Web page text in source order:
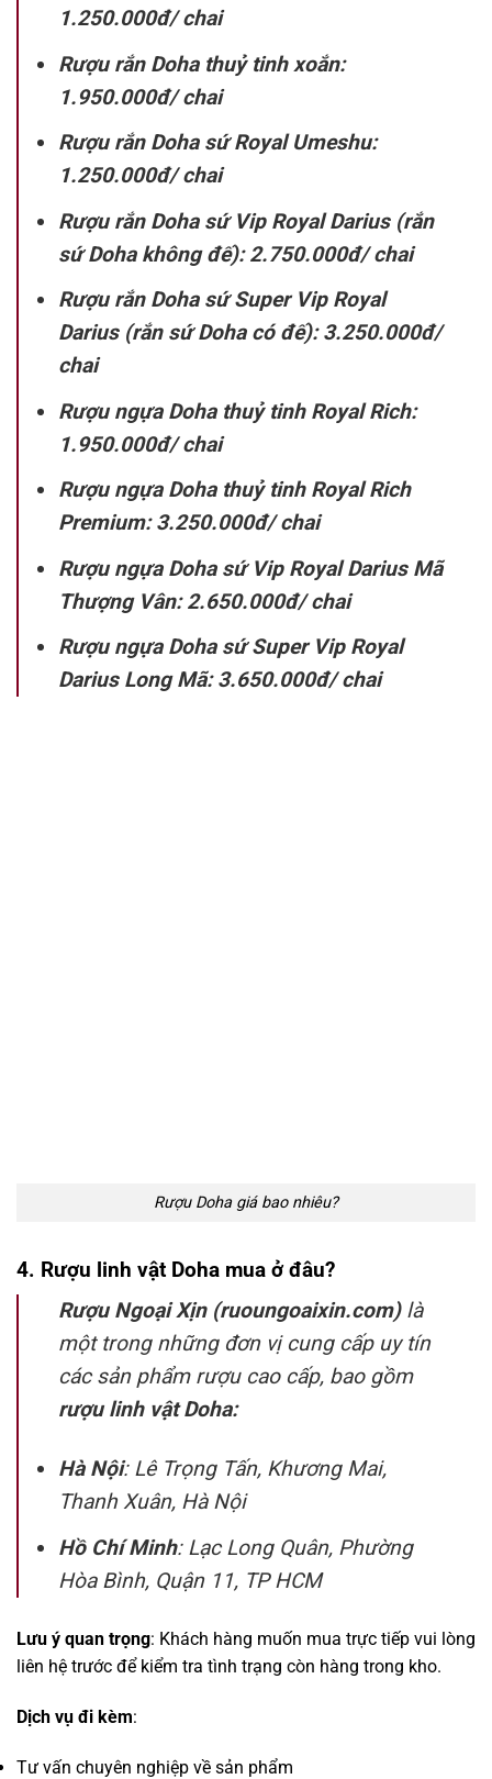
1.250.000đ/ chai
Rượu rắn Doha thuỷ tinh xoắn:
1.950.000đ/ chai
Rượu rắn Doha sứ Royal Umeshu:
1.250.000đ/ chai
Rượu rắn Doha sứ Vip Royal Darius (rắn
sứ Doha không đế): 2.750.000đ/ chai
Rượu rắn Doha sứ Super Vip Royal
Darius (rắn sứ Doha có đế): 3.250.000đ/
chai
Rượu ngựa Doha thuỷ tinh Royal Rich:
1.950.000đ/ chai
Rượu ngựa Doha thuỷ tinh Royal Rich
Premium: 3.250.000đ/ chai
Rượu ngựa Doha sứ Vip Royal Darius Mã
Thượng Vân: 2.650.000đ/ chai
Rượu ngựa Doha sứ Super Vip Royal
Darius Long Mã: 3.650.000đ/ chai
Rượu Doha giá bao nhiêu?
4. Rượu linh vật Doha mua ở đâu?
Rượu Ngoại Xịn (ruoungoaixin.com)là
một trong những đơn vị cung cấp uy tín
các sản phẩm rượu cao cấp, bao gồm
rượu linh vật Doha:
Hà Nội: Lê Trọng Tấn, Khương Mai,
Thanh Xuân, Hà Nội
Hồ Chí Minh: Lạc Long Quân, Phường
Hòa Bình, Quận 11, TP HCM
Lưu ý quan trọng: Khách hàng muốn mua trực tiếp vui lòng
liên hệ trước để kiểm tra tình trạng còn hàng trong kho.
Dịch vụ đi kèm:
Tư vấn chuyên nghiệp về sản phẩm